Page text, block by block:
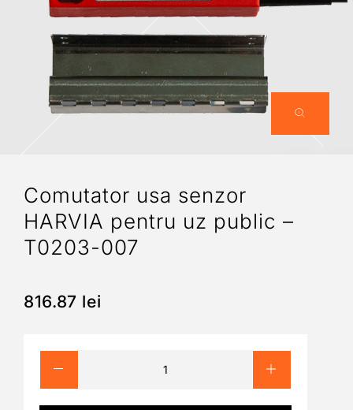
Comutator usa senzor
HARVIA pentru uz public –
T0203-007
816.87 lei